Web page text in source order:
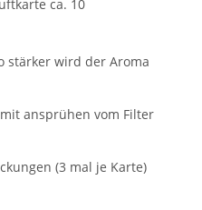
ca. 10
stärker wird der Aroma
ansprühen vom Filter
(3 mal je Karte)